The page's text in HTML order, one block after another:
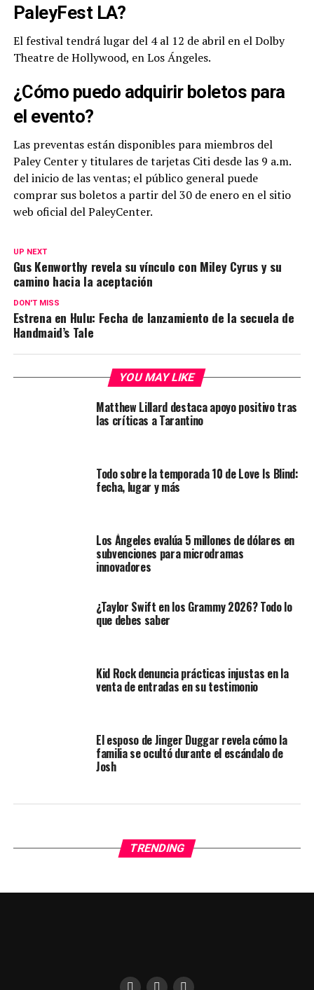
PaleyFest LA?
El festival tendrá lugar del 4 al 12 de abril en el Dolby
Theatre de Hollywood, en Los Ángeles.
¿Cómo puedo adquirir boletos para
el evento?
Las preventas están disponibles para miembros del
Paley Center y titulares de tarjetas Citi desde las 9 a.m.
del inicio de las ventas; el público general puede
comprar sus boletos a partir del 30 de enero en el sitio
web oficial del PaleyCenter.
UP NEXT
Gus Kenworthy revela su vínculo con Miley Cyrus y su
camino hacia la aceptación
DON'T MISS
Estrena en Hulu: Fecha de lanzamiento de la secuela de
Handmaid’s Tale
YOU MAY LIKE
Matthew Lillard destaca apoyo positivo tras
las críticas a Tarantino
Todo sobre la temporada 10 de Love Is Blind:
fecha, lugar y más
Los Ángeles evalúa 5 millones de dólares en
subvenciones para microdramas
innovadores
¿Taylor Swift en los Grammy 2026? Todo lo
que debes saber
Kid Rock denuncia prácticas injustas en la
venta de entradas en su testimonio
El esposo de Jinger Duggar revela cómo la
familia se ocultó durante el escándalo de
Josh
TRENDING